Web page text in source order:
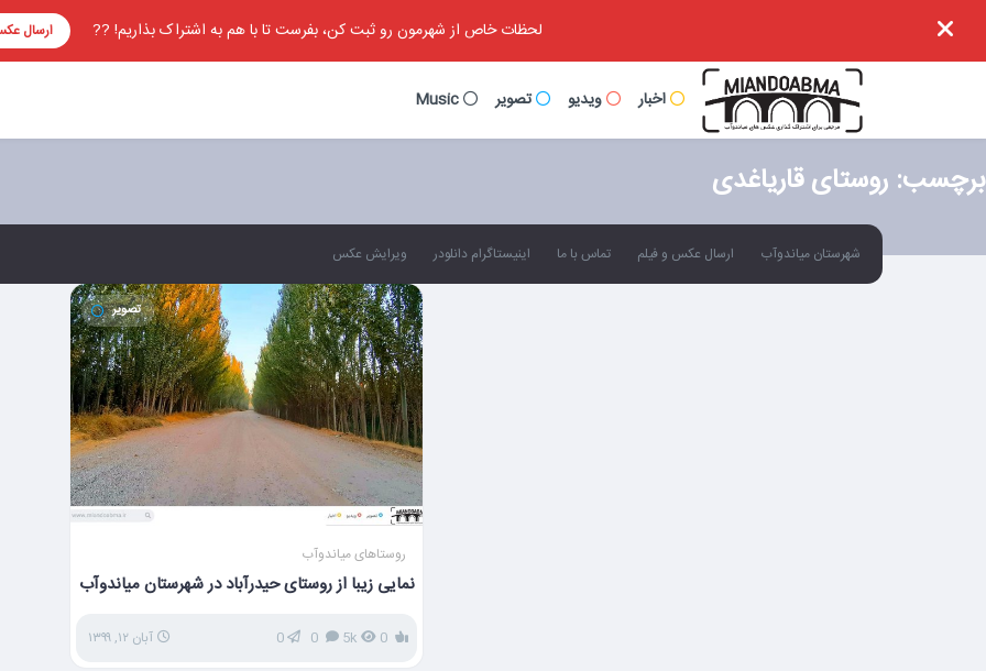
لحظات خاص از شهرمون رو ثبت کن، بفرست تا با هم به اشتراک بذاریم! ?? ارسال
اخبار ویدیو تصویر Music
برچسب: روستای قاریاغدی
شهرستان میاندوآب ارسال عکس و فیلم تماس با ما اینیستاگرام دانلودر ویرایش عکس
تصویر
روستاهای میاندوآب
نمایی زیبا از روستای حیدرآباد در شهرستان میاندوآب
0
5k
0
0 آبان ۱۲, ۱۳۹۹